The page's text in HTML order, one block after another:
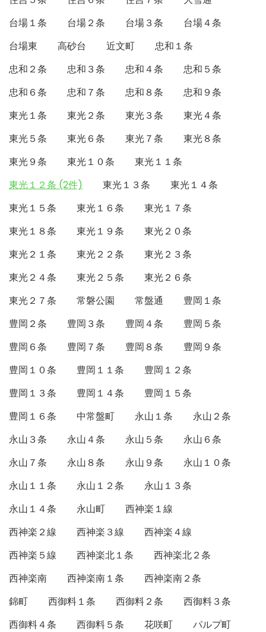
台場１条
台場２条 台場３条
台場４条
台場東
高砂台 近文町
忠和１条
忠和２条
忠和３条 忠和４条
忠和５条
忠和６条
忠和７条 忠和８条
忠和９条
東光１条
東光２条 東光３条
東光４条
東光５条
東光６条 東光７条
東光８条
東光９条
東光１０条
東光１１条
東光１２条 (2件)
東光１３条
東光１４条
東光１５条
東光１６条
東光１７条
東光１８条
東光１９条
東光２０条
東光２１条
東光２２条
東光２３条
東光２４条
東光２５条
東光２６条
東光２７条
常磐公園 常盤通
豊岡１条
豊岡２条
豊岡３条 豊岡４条
豊岡５条
豊岡６条
豊岡７条 豊岡８条
豊岡９条
豊岡１０条
豊岡１１条
豊岡１２条
豊岡１３条
豊岡１４条
豊岡１５条
豊岡１６条
中常盤町 永山１条
永山２条
永山３条
永山４条 永山５条
永山６条
永山７条
永山８条 永山９条
永山１０条
永山１１条
永山１２条
永山１３条
永山１４条
永山町
西神楽１線
西神楽２線
西神楽３線
西神楽４線
西神楽５線
西神楽北１条
西神楽北２条
西神楽南
西神楽南１条
西神楽南２条
錦町
西御料１条 西御料２条
西御料３条
西御料４条
西御料５条 花咲町
パルプ町